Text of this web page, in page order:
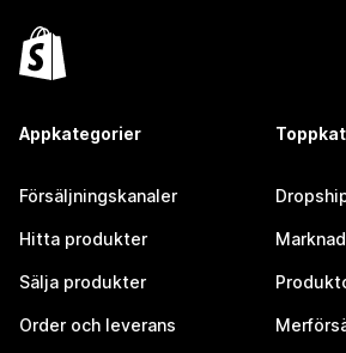
Appkategorier
Försäljningskanaler
Hitta produkter
Sälja produkter
Order och leverans